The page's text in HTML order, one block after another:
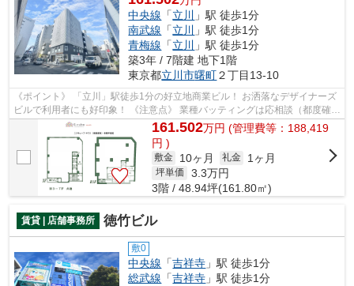
中央線 「立川 」駅 徒歩1分
南武線 「立川 」駅 徒歩1分
青梅線 「立川 」駅 徒歩1分
築3年 / 7階建 地下1階
東京都立川市曙町２丁目13-10
《ポイント》 「立川」駅徒歩1分の好立地商業ビル！ お洒落なデザイナーズ
ビルで利用者にも好印象！ 《注意点》 業種バッティングは応相談（都度確
認）
161.502万円 (管理費等：188,419
円 )
敷金 10ヶ月 礼金 1ヶ月
坪単価 3.3万円
3階 / 48.94坪(161.80㎡)
賃貸 | 店舗事務所 徳竹ビル
敷0
中央線 「吉祥寺 」駅 徒歩1分
総武線 「吉祥寺 」駅 徒歩1分